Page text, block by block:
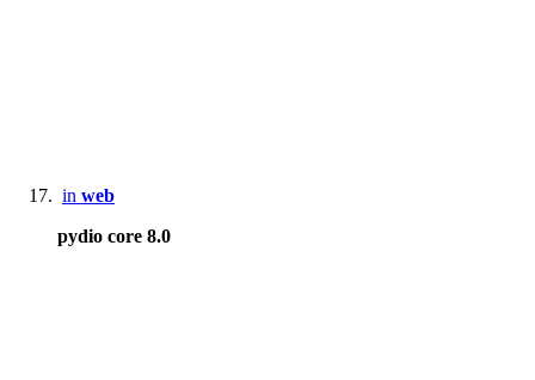
in web
pydio core 8.0